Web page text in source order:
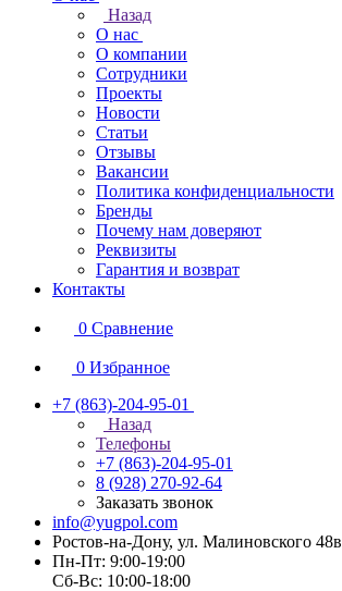
Назад
О нас
О компании
Сотрудники
Проекты
Новости
Статьи
Отзывы
Вакансии
Политика конфиденциальности
Бренды
Почему нам доверяют
Реквизиты
Гарантия и возврат
Контакты
0 Сравнение
0 Избранное
+7 (863)-204-95-01
Назад
Телефоны
+7 (863)-204-95-01
8 (928) 270-92-64
Заказать звонок
info@yugpol.com
Ростов-на-Дону, ул. Малиновского 48в
Пн-Пт: 9:00-19:00
Cб-Вс: 10:00-18:00